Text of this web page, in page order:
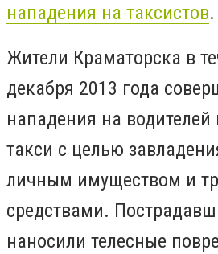
нападения на таксистов.
Жители Краматорска в
декабря 2013 года
нападения на
такси с целью
личным имуществом и
средствами.
наносили телесные